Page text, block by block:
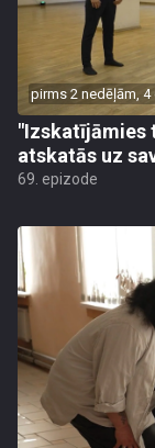
pirms 2 nedēļām, 4
"Izskatījāmies
atskatās uz
69. epizode